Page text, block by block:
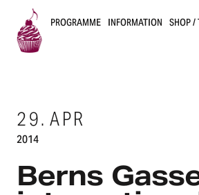
s
k
e
PROGRAMME INFORMATION SHOP /
29.APR
2014
Berns